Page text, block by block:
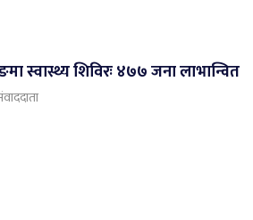
स्वास्थ्य शिविरः ४७७ जना लाभान्वित